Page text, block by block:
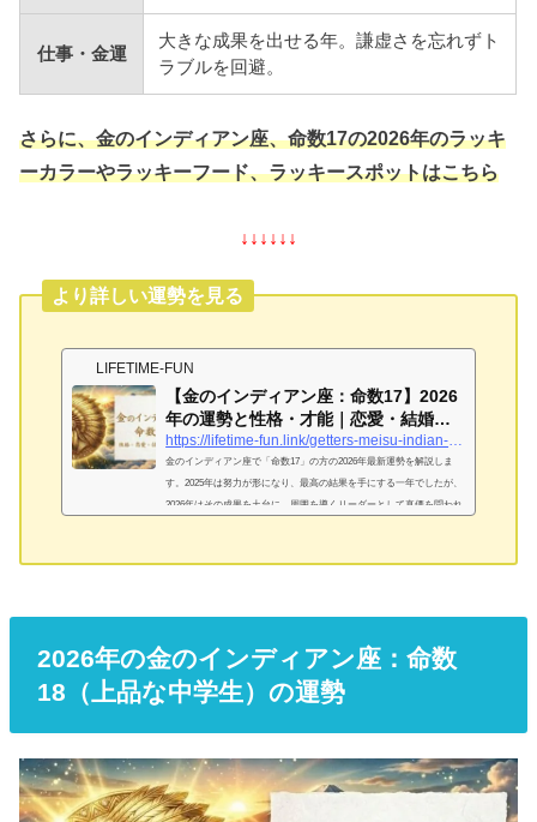
仕事・金運
大きな成果を出せる年。謙虚さを忘れずト
ラブルを回避。
さらに、金のインディアン座、命数17の2026年のラッキ
ーカラーやラッキーフード、ラッキースポットはこちら
↓↓↓↓↓↓
より詳しい運勢を見る
LIFETIME-FUN
【金のインディアン座：命数17】2026
年の運勢と性格・才能｜恋愛・結婚・
金運を完...
https://lifetime-fun.link/getters-meisu-indian-gold-17
金のインディアン座で「命数17」の方の2026年最新運勢を解説しま
す。2025年は努力が形になり、最高の結果を手にする一年でしたが、
2026年はその成果を土台に、周囲を導くリーダーとして真価を問われ
2026年の金のインディアン座：命数
18（上品な中学生）の運勢